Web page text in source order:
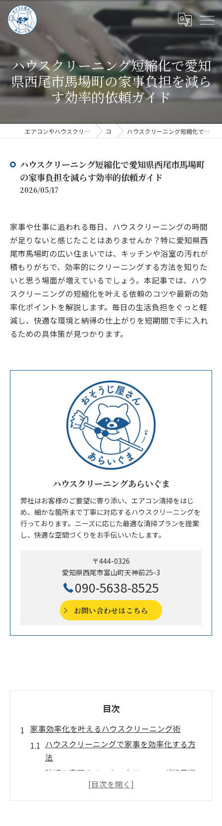
ハウスクリーニング短縮化で愛知
県西尾市馬場町の家事負担を減ら
す効率的依頼ガイド
エアコンやハウスクリーニングならハウスクリーニングあらいぐま コラム ハウスクリーニング短縮化で愛知県西尾市馬場町の家事負担を減らす効率的依頼ガイド
ハウスクリーニング短縮化で愛知県西尾市馬場町
の家事負担を減らす効率的依頼ガイド
2026/05/17
家事や仕事に追われる毎日、ハウスクリーニングの時間
が足りないと感じたことはありませんか？特に愛知県西
尾市馬場町の広い住まいでは、キッチンや浴室の汚れが
積もりがちで、効率的にクリーニングする方法を知りた
いと思う場面が増えているでしょう。本記事では、ハウ
スクリーニングの短縮化を叶える依頼のコツや最新の効
率化ポイントを解説します。毎日の生活負担をぐっと軽
減し、快適な環境と納得の仕上がりを短期間で手に入れ
るための具体策が見つかります。
ハウスクリーニングあらいぐま
弊社はお客様のご要望に寄り添い、エアコン清掃をはじ
め、細かな箇所まで丁寧に対応するハウスクリーニングを
行っております。ニーズに応じた最適な清掃プランを提案
し、快適な空間づくりをお手伝いいたします。
〒444-0326
愛知県西尾市富山町天神前25-3
090-5638-8525
お問い合わせはこちら
目次
家事効率化を叶えるハウスクリーニング術
ハウスクリーニングで家事を効率化する方
法
時短を実現するハウスクリーニング活用術
ハウスクリーニングで負担を軽減するコツ
共働き家庭に適したハウスクリーニングの